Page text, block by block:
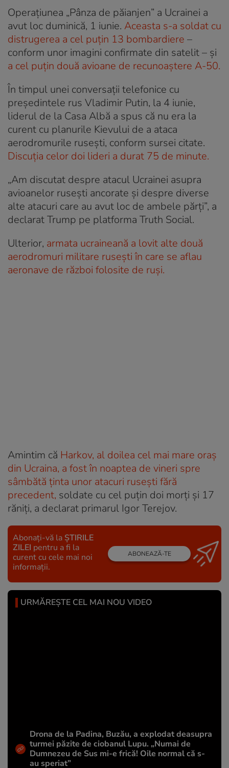
Operațiunea „Pânza de păianjen” a Ucrainei a
avut loc duminică, 1 iunie. Aceasta s-a soldat cu
distrugerea a cel puțin 13 bombardiere –
conform unor imagini confirmate din satelit – și
a cel puțin două avioane de recunoaștere A-50.
În timpul unei conversații telefonice cu
președintele rus Vladimir Putin, la 4 iunie,
liderul de la Casa Albă a spus că nu era la
curent cu planurile Kievului de a ataca
aerodromurile rusești, conform sursei citate.
Discuția celor doi lideri a durat 75 de minute.
„Am discutat despre atacul Ucrainei asupra
avioanelor rusești ancorate și despre diverse
alte atacuri care au avut loc de ambele părți”, a
declarat Trump pe platforma Truth Social.
Ulterior, armata ucraineană a lovit alte două
aerodromuri militare rusești în care se aflau
aeronave de război folosite de ruși.
Amintim că Harkov, al doilea cel mai mare oraș
din Ucraina, a fost în noaptea de vineri spre
sâmbătă ținta unor atacuri rusești fără
precedent, soldate cu cel puțin doi morți și 17
răniți, a declarat primarul Igor Terejov.
Abonați-vă la ȘTIRILE
ZILEI pentru a fi la
curent cu cele mai noi
informații.
ABONEAZĂ-TE
URMĂREȘTE CEL MAI NOU VIDEO
Drona de la Padina, Buzău, a explodat deasupra
turmei păzite de ciobanul Lupu. „Numai de
Dumnezeu de Sus mi-e frică! Oile normal că s-
au speriat”